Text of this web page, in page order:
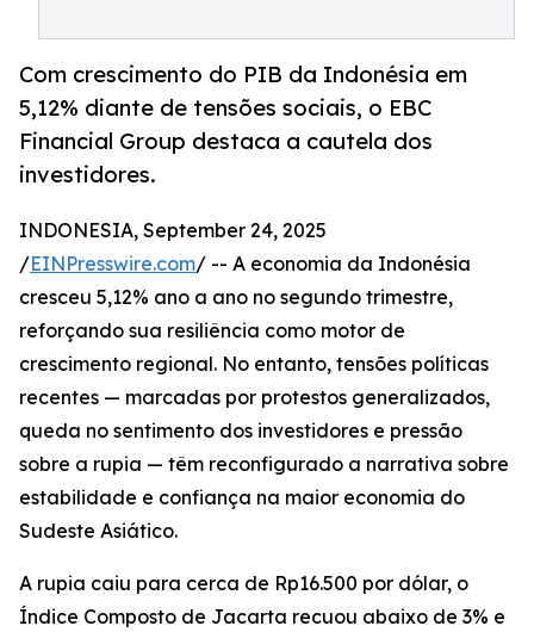
Com crescimento do PIB da Indonésia em
5,12% diante de tensões sociais, o EBC
Financial Group destaca a cautela dos
investidores.
INDONESIA, September 24, 2025
/EINPresswire.com/ -- A economia da Indonésia
cresceu 5,12% ano a ano no segundo trimestre,
reforçando sua resiliência como motor de
crescimento regional. No entanto, tensões políticas
recentes — marcadas por protestos generalizados,
queda no sentimento dos investidores e pressão
sobre a rupia — têm reconfigurado a narrativa sobre
estabilidade e confiança na maior economia do
Sudeste Asiático.
A rupia caiu para cerca de Rp16.500 por dólar, o
Índice Composto de Jacarta recuou abaixo de 3% e